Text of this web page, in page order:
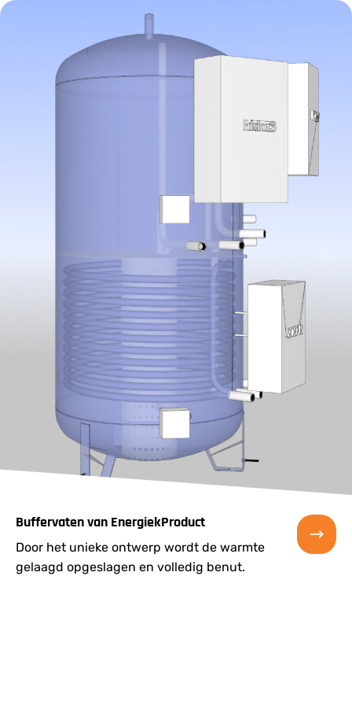
Buffervaten van EnergiekProduct
Door het unieke ontwerp wordt de warmte
gelaagd opgeslagen en volledig benut.